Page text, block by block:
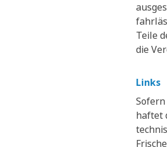
Teile
die
Links
haftet